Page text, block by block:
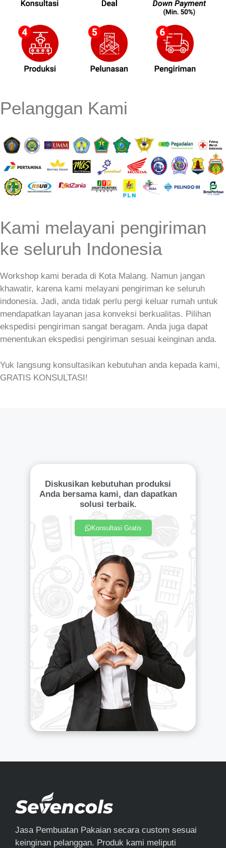
Pelanggan Kami
Kami melayani pengiriman
ke seluruh Indonesia
Workshop kami berada di Kota Malang. Namun jangan
khawatir, karena kami melayani pengiriman ke seluruh
indonesia. Jadi, anda tidak perlu pergi keluar rumah untuk
mendapatkan layanan jasa konveksi berkualitas. Pilihan
ekspedisi pengiriman sangat beragam. Anda juga dapat
menentukan ekspedisi pengiriman sesuai keinginan anda.
Yuk langsung konsultasikan kebutuhan anda kepada kami,
GRATIS KONSULTASI!
Diskusikan kebutuhan produksi
Anda bersama kami, dan dapatkan
solusi terbaik.
Konsultasi Gratis
Jasa Pembuatan Pakaian secara custom sesuai
keinginan pelanggan. Produk kami meliputi